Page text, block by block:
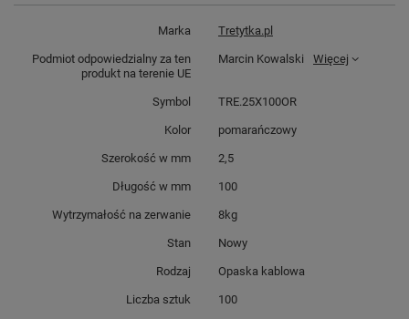
Marka Tretytka.pl
Podmiot odpowiedzialny za ten
produkt na terenie UE
Marcin Kowalski Więcej
Symbol TRE.25X100OR
Kolor pomarańczowy
Szerokość w mm 2,5
Długość w mm 100
Wytrzymałość na zerwanie 8kg
Stan Nowy
Rodzaj Opaska kablowa
Liczba sztuk 100